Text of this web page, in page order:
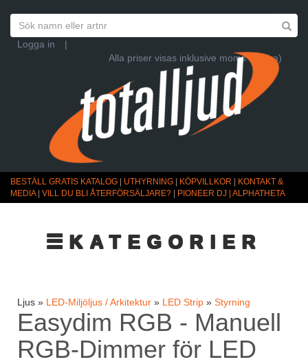
Logga in
|
Alla priser visas inklusive moms (Ändra)
BESTÄLL GRATIS KATALOG UTHYRNING KÖPVILLKOR
KONTAKT &
MEDIA| VILL DU BLI ÅTERFÖRSÄLJARE? PIONEER DJ | ALPHATHETA
☰KATEGORIER
Ljus » LED-Miljöljus / Arkitektur » LED Strip » Styrning
Easydim RGB - Manuell
RGB-Dimmer för LED